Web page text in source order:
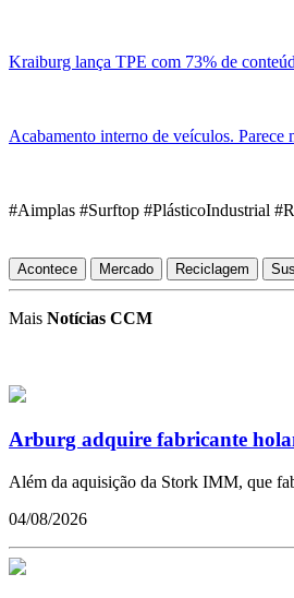
Kraiburg lança TPE com 73% de
Acabamento interno de veículos. Parece
#Aimplas #Surftop #PlásticoIndustrial
Acontece Mercado Reciclagem
Mais Notícias CCM
Arburg adquire fabricante
Além da aquisição da Stork IMM, que
04/08/2026